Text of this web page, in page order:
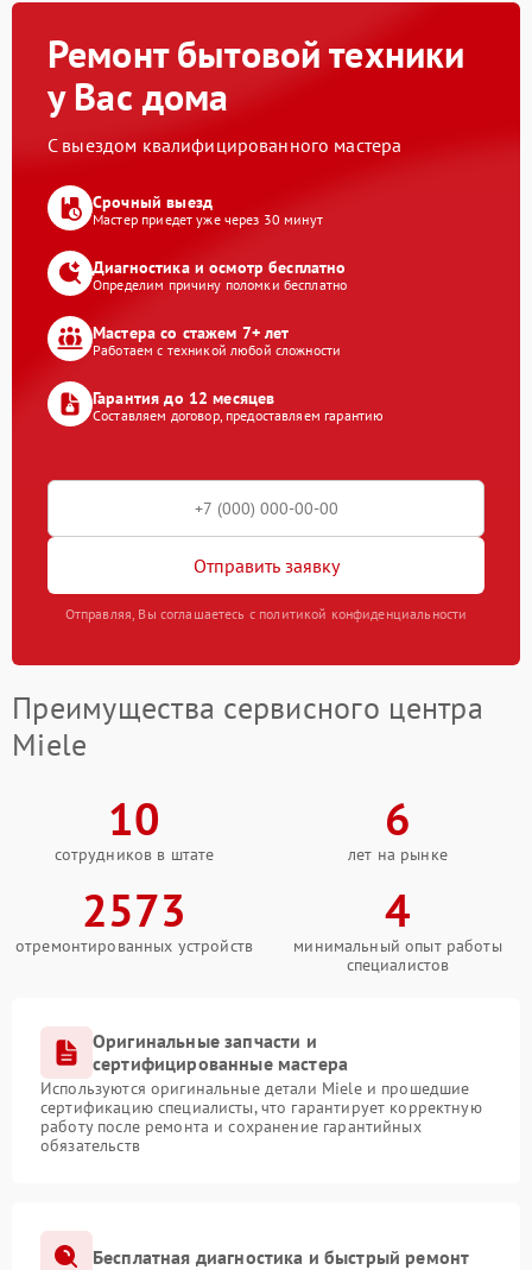
Ремонт бытовой техники
у Вас дома
С выездом квалифицированного мастера
Срочный выезд
Мастер приедет уже через 30 минут
Диагностика и осмотр бесплатно
Определим причину поломки бесплатно
Мастера со стажем 7+ лет
Работаем с техникой любой сложности
Гарантия до 12 месяцев
Составляем договор, предоставляем гарантию
Отправить заявку
Отправляя, Вы соглашаетесь с политикой конфиденциальности
Преимущества сервисного центра
Miele
10
сотрудников в штате
6
лет на рынке
2573
отремонтированных устройств
4
минимальный опыт работы
специалистов
Оригинальные запчасти и
сертифицированные мастера
Используются оригинальные детали Miele и прошедшие
сертификацию специалисты, что гарантирует корректную
работу после ремонта и сохранение гарантийных
обязательств
Бесплатная диагностика и быстрый ремонт